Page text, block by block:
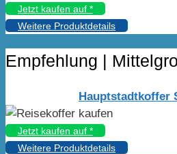
Jetzt kaufen auf *
Weitere Produktdetails
Empfehlung |
Hauptstadtkoffer
Jetzt kaufen auf *
Weitere Produktdetails